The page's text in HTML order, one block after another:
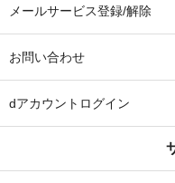
メールサービス登録/解除
お問い合わせ
dアカウントログイン